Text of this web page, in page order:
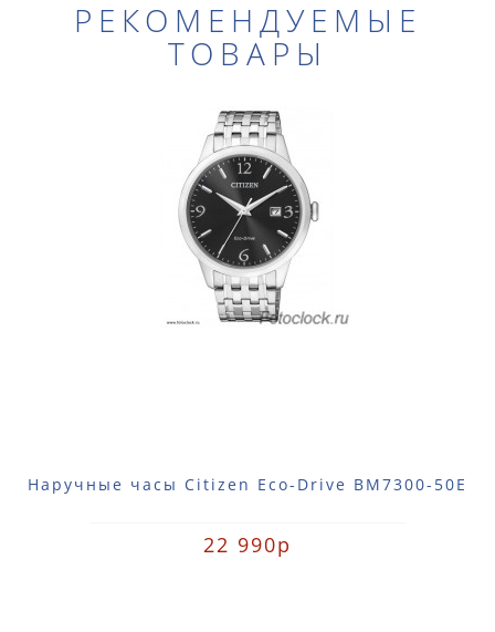
РЕКОМЕНДУЕМЫЕ
ТОВАРЫ
Наручные часы Citizen Eco-Drive BM7300-50E
22 990р